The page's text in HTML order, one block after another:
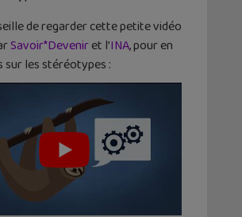
de regarder cette petite vidéo
Savoir*Deveniret l’INA, pour en
sur les stéréotypes :